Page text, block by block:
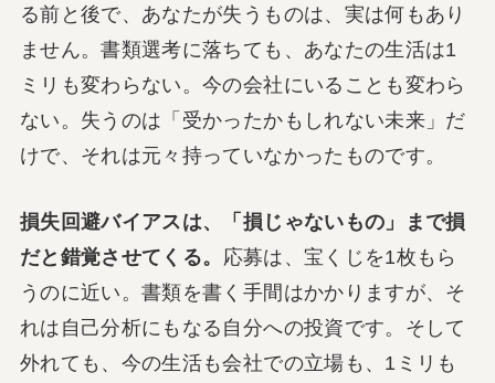
る前と後で、あなたが失うものは、実は何もあり
ません。書類選考に落ちても、あなたの生活は1
ミリも変わらない。今の会社にいることも変わら
ない。失うのは「受かったかもしれない未来」だ
けで、それは元々持っていなかったものです。
損失回避バイアスは、「損じゃないもの」まで損
だと錯覚させてくる。 応募は、宝くじを1枚もら
うのに近い。書類を書く手間はかかりますが、そ
れは自己分析にもなる自分への投資です。そして
外れても、今の生活も会社での立場も、1ミリも